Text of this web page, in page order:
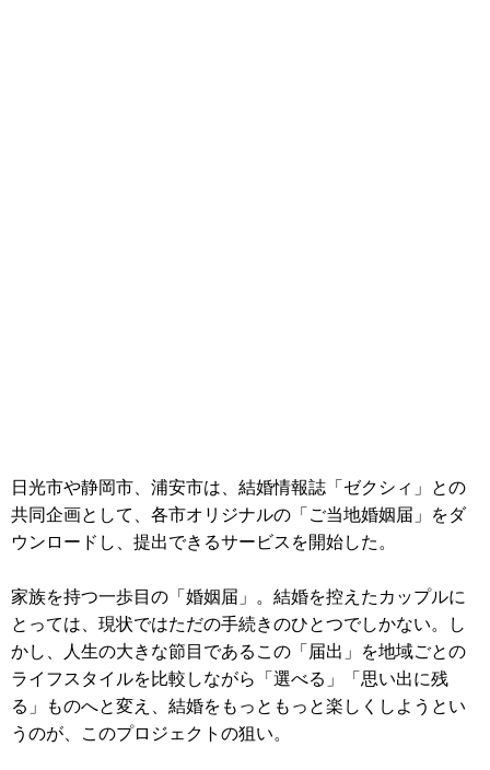
日光市や静岡市、浦安市は、結婚情報誌「ゼクシィ」との
共同企画として、各市オリジナルの「ご当地婚姻届」をダ
ウンロードし、提出できるサービスを開始した。
家族を持つ一歩目の「婚姻届」。結婚を控えたカップルに
とっては、現状ではただの手続きのひとつでしかない。し
かし、人生の大きな節目であるこの「届出」を地域ごとの
ライフスタイルを比較しながら「選べる」「思い出に残
る」ものへと変え、結婚をもっともっと楽しくしようとい
うのが、このプロジェクトの狙い。